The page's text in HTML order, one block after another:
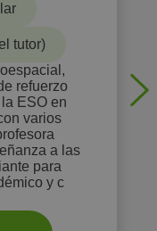
tutor)
refuerzo
ESO en
varios
a las
para
y c